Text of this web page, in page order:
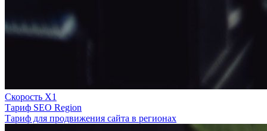
Скорость Х1
Тариф SEO Region
Тариф для продвижения сайта в регионах